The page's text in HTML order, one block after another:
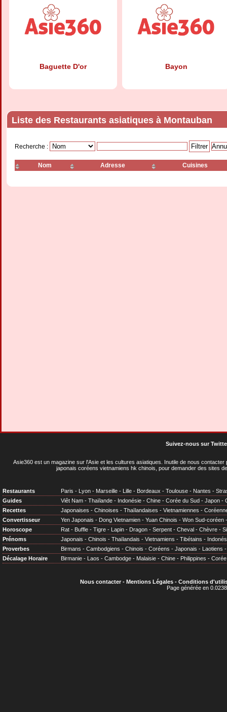
Baguette D'or Bayon
Chez Yang China Club
Liste des Restaurants asiatiques à Montauban
Recherche :
Nom Adresse Cuisines
Suivez-nous sur
Asie360 est un magazine sur l'Asie et les cultures asiatiques . Inutile de nous
japonais coréens vietnamiens hk chinois, pour demander des sites
Restaurants Paris - Lyon - Marseille - Lille - Bordeaux - Toulouse - Nantes -
Guides
Viêt Nam - Thaïlande - Indonésie - Chine - Corée du Sud - Japon -
Recettes
Japonaises - Chinoises - Thaïlandaises - Vietnamiennes -
Convertisseur
Yen Japonais - Dong Vietnamien - Yuan Chinois - Won Sud-coréen
Horoscope
Rat - Buffle - Tigre - Lapin - Dragon - Serpent - Cheval - Chèvre -
Prénoms
Japonais - Chinois - Thaïlandais - Vietnamiens - Tibétains -
Proverbes
Birmans - Cambodgiens - Chinois - Coréens - Japonais - Laotiens
Décalage Horaire
Birmanie - Laos - Cambodge - Malaisie - Chine - Philippines - Corée
Nous contacter- Mentions Légales- Conditions
Page générée en